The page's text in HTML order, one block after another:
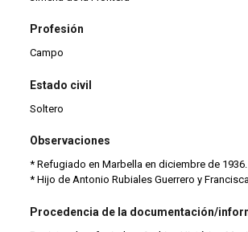
Profesión
Campo
Estado civil
Soltero
Observaciones
* Refugiado en Marbella en diciembre de 1936.
* Hijo de Antonio Rubiales Guerrero y
Procedencia de la documentación/